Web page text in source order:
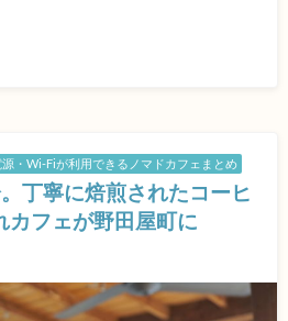
源・Wi-Fiが利用できるノマドカフェまとめ
丁寧に焙煎されたコーヒ
カフェが野田屋町に